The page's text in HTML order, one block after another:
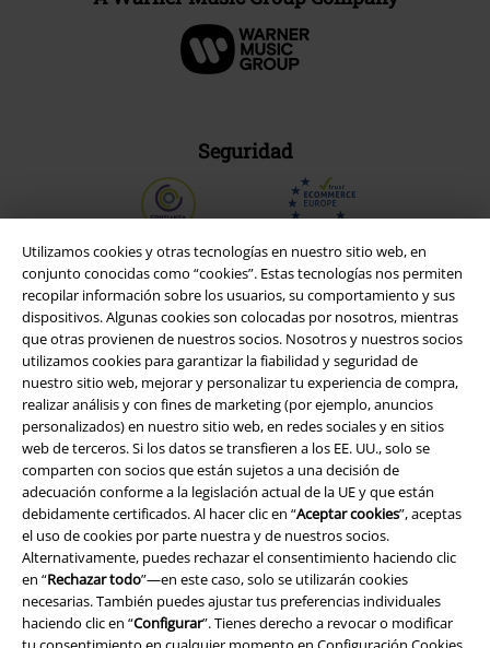
Utilizamos cookies y otras tecnologías en nuestro sitio web, en
conjunto conocidas como “cookies”. Estas tecnologías nos permiten
recopilar información sobre los usuarios, su comportamiento y sus
dispositivos. Algunas cookies son colocadas por nosotros, mientras
que otras provienen de nuestros socios. Nosotros y nuestros socios
utilizamos cookies para garantizar la fiabilidad y seguridad de
nuestro sitio web, mejorar y personalizar tu experiencia de compra,
realizar análisis y con fines de marketing (por ejemplo, anuncios
personalizados) en nuestro sitio web, en redes sociales y en sitios
web de terceros. Si los datos se transfieren a los EE. UU., solo se
comparten con socios que están sujetos a una decisión de
adecuación conforme a la legislación actual de la UE y que están
debidamente certificados. Al hacer clic en “Aceptar cookies”, aceptas
el uso de cookies por parte nuestra y de nuestros socios.
Alternativamente, puedes rechazar el consentimiento haciendo clic
en “Rechazar todo”—en este caso, solo se utilizarán cookies
necesarias. También puedes ajustar tus preferencias individuales
haciendo clic en “Configurar”. Tienes derecho a revocar o modificar
Seguridad
Legal
Términos y Condiciones
Aviso Legal
Ley protección de datos